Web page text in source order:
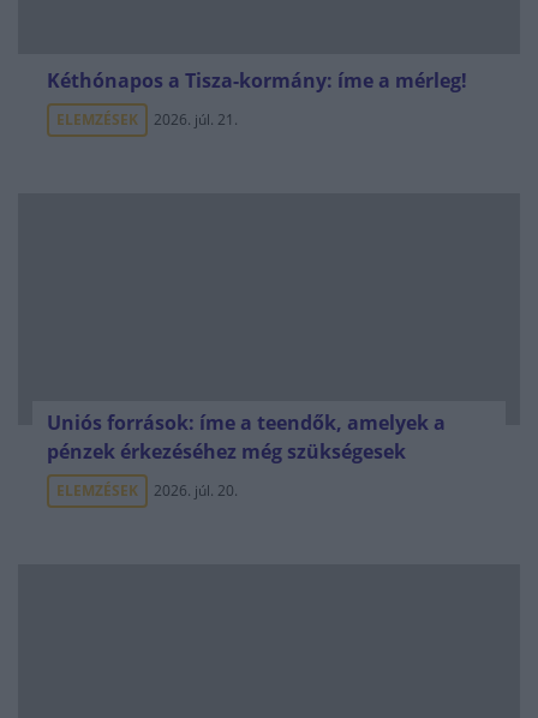
Kéthónapos a Tisza-kormány: íme a mérleg!
ELEMZÉSEK 2026. júl. 21.
Uniós források: íme a teendők, amelyek a
pénzek érkezéséhez még szükségesek
ELEMZÉSEK 2026. júl. 20.